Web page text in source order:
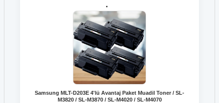
Samsung MLT-D203E 4'lü Avantaj Paket Muadil Toner / SL-
M3820 / SL-M3870 / SL-M4020 / SL-M4070